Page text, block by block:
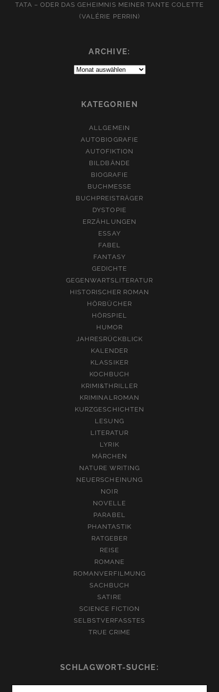
TATA – ODER DAS GEHEIMNIS MEINER TANTE COLETTE
(VALÉRIE PERRIN)
ARCHIVE:
Archive:
KATEGORIEN
ALLGEMEIN
AUTOBIOGRAFIE
AUTOFIKTION
BILDBÄNDE
BIOGRAFIE
BUCHMESSE
BUCHPREISTRÄGER
DYSTOPIE
ERZÄHLUNGEN
ESSAY
FABEL
FANTASY
GEDICHTE
GEGENWARTSLITERATUR
HISTORISCHER ROMAN
HÖRBÜCHER
HÖRSPIEL
HUMOR
JAHRESRÜCKBLICK
KALENDER
KLASSIKER
KOCHBUCH
KRIMI&THRILLER
KRIMINALROMAN
KURZGESCHICHTEN
LESUNG
LITERATUR
LYRIK
MÄRCHEN
NATURE WRITING
NEUERSCHEINUNG
NOIR
NOVELLE
PARABEL
PHANTASTIK
RATGEBER
REISE
ROMANE
ROMANVERFILMUNG
SACHBUCH
SATIRE
SCIENCE FICTION
SELBSTVERFASSTES
TRUE CRIME
SCHLAGWORT-SUCHE: